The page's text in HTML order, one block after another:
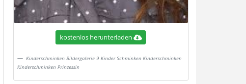
kostenlos herunterladen
Kinderschminken Bildergalerie 9 Kinder Schminken Kinderschminken
Kinderschminken Prinzessin